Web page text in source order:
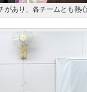
があり、各チームとも熱